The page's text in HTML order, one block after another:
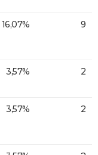
16,07% 9
3,57% 2
3,57% 2